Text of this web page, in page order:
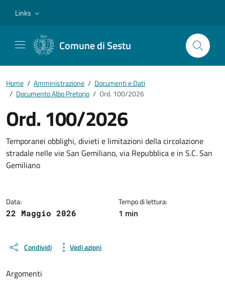
Links
Comune di Sestu
Home / Amministrazione / Documenti e Dati
/ Documento Albo Pretorio / Ord. 100/2026
Ord. 100/2026
Dettagli del documento
Temporanei obblighi, divieti e limitazioni della circolazione
stradale nelle vie San Gemiliano, via Repubblica e in S.C. San
Gemiliano
Data:
22 Maggio 2026
Tempo di lettura:
1 min
Condividi Vedi azioni
Argomenti